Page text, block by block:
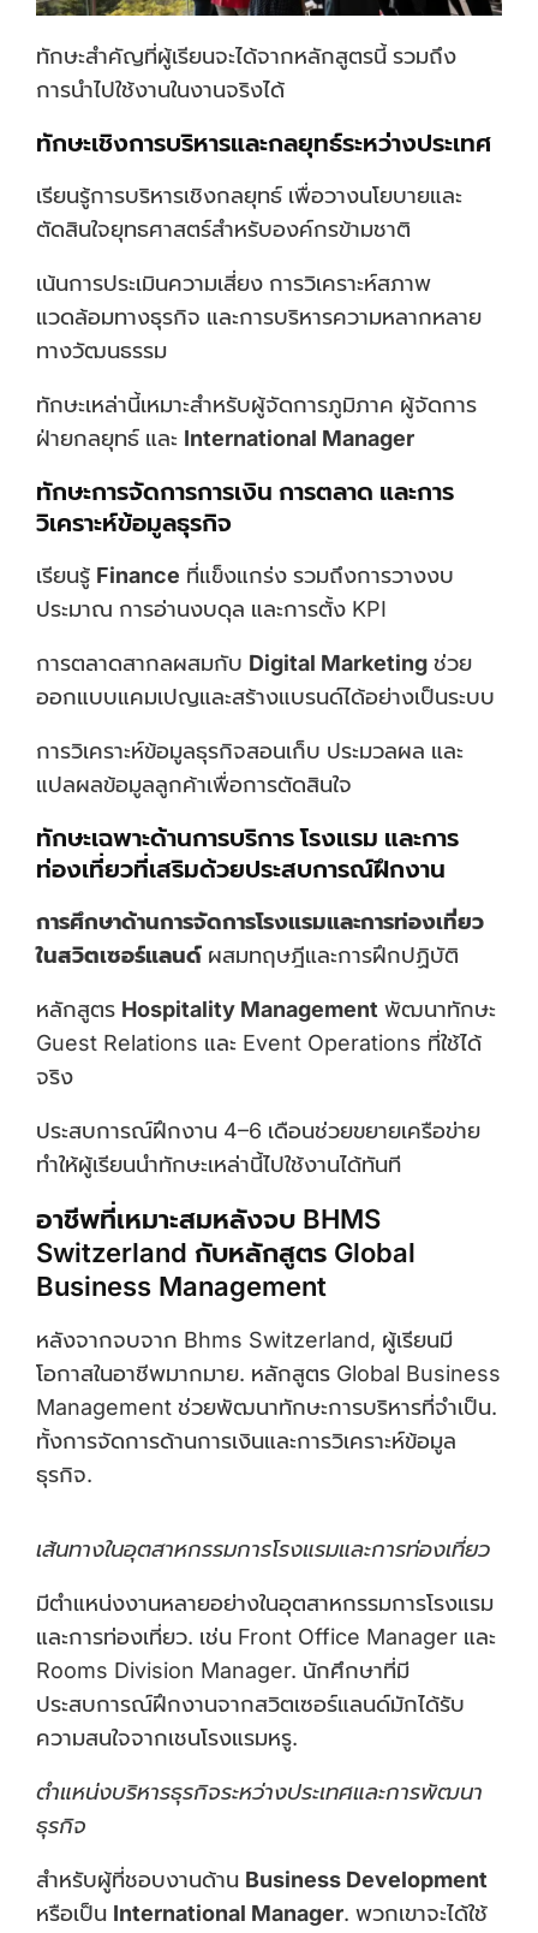
ทักษะสำคัญที่ผู้เรียนจะได้จากหลักสูตรนี้ รวมถึง
การนำไปใช้งานในงานจริงได้
ทักษะเชิงการบริหารและกลยุทธ์ระหว่างประเทศ
เรียนรู้การบริหารเชิงกลยุทธ์ เพื่อวางนโยบายและ
ตัดสินใจยุทธศาสตร์สำหรับองค์กรข้ามชาติ
เน้นการประเมินความเสี่ยง การวิเคราะห์สภาพ
แวดล้อมทางธุรกิจ และการบริหารความหลากหลาย
ทางวัฒนธรรม
ทักษะเหล่านี้เหมาะสำหรับผู้จัดการภูมิภาค ผู้จัดการ
ฝ่ายกลยุทธ์ และ International Manager
ทักษะการจัดการการเงิน การตลาด และการ
วิเคราะห์ข้อมูลธุรกิจ
เรียนรู้ Finance ที่แข็งแกร่ง รวมถึงการวางงบ
ประมาณ การอ่านงบดุล และการตั้ง KPI
การตลาดสากลผสมกับ Digital Marketing ช่วย
ออกแบบแคมเปญและสร้างแบรนด์ได้อย่างเป็นระบบ
การวิเคราะห์ข้อมูลธุรกิจสอนเก็บ ประมวลผล และ
แปลผลข้อมูลลูกค้าเพื่อการตัดสินใจ
ทักษะเฉพาะด้านการบริการ โรงแรม และการ
ท่องเที่ยวที่เสริมด้วยประสบการณ์ฝึกงาน
การศึกษาด้านการจัดการโรงแรมและการท่องเที่ยว
ในสวิตเซอร์แลนด์ ผสมทฤษฎีและการฝึกปฏิบัติ
หลักสูตร Hospitality Management พัฒนาทักษะ
Guest Relations และ Event Operations ที่ใช้ได้
จริง
ประสบการณ์ฝึกงาน 4–6 เดือนช่วยขยายเครือข่าย
ทำให้ผู้เรียนนำทักษะเหล่านี้ไปใช้งานได้ทันที
อาชีพที่เหมาะสมหลังจบ BHMS
Switzerland กับหลักสูตร Global
Business Management
หลังจากจบจาก Bhms Switzerland, ผู้เรียนมี
โอกาสในอาชีพมากมาย. หลักสูตร Global Business
Management ช่วยพัฒนาทักษะการบริหารที่จำเป็น.
ทั้งการจัดการด้านการเงินและการวิเคราะห์ข้อมูล
ธุรกิจ.
เส้นทางในอุตสาหกรรมการโรงแรมและการท่องเที่ยว
มีตำแหน่งงานหลายอย่างในอุตสาหกรรมการโรงแรม
และการท่องเที่ยว. เช่น Front Office Manager และ
Rooms Division Manager. นักศึกษาที่มี
ประสบการณ์ฝึกงานจากสวิตเซอร์แลนด์มักได้รับ
ความสนใจจากเชนโรงแรมหรู.
ตำแหน่งบริหารธุรกิจระหว่างประเทศและการพัฒนา
ธุรกิจ
สำหรับผู้ที่ชอบงานด้าน Business Development
หรือเป็น International Manager. พวกเขาจะได้ใช้